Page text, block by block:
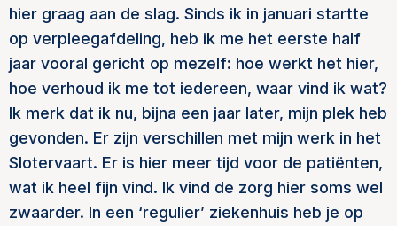
hier graag aan de slag. Sinds ik in januari startte
op verpleegafdeling, heb ik me het eerste half
jaar vooral gericht op mezelf: hoe werkt het hier,
hoe verhoud ik me tot iedereen, waar vind ik wat?
Ik merk dat ik nu, bijna een jaar later, mijn plek heb
gevonden. Er zijn verschillen met mijn werk in het
Slotervaart. Er is hier meer tijd voor de patiënten,
wat ik heel fijn vind. Ik vind de zorg hier soms wel
zwaarder. In een ‘regulier’ ziekenhuis heb je op